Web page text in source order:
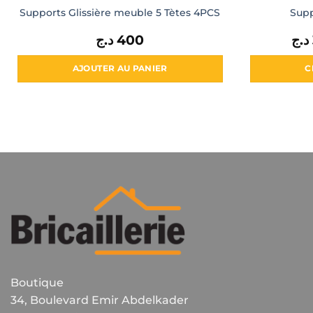
Supports Glissière meuble 5 Tètes 4PCS
400 د.ج
AJOUTER AU PANIER
د.ج
Boutique
34, Boulevard Emir Abdelkader